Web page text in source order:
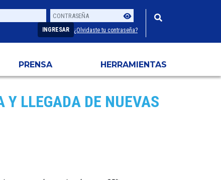
Usuario
Contraseña
INGRESAR ¿Olvidaste tu contraseña?
PRENSA HERRAMIENTAS
Y LLEGADA DE NUEVAS